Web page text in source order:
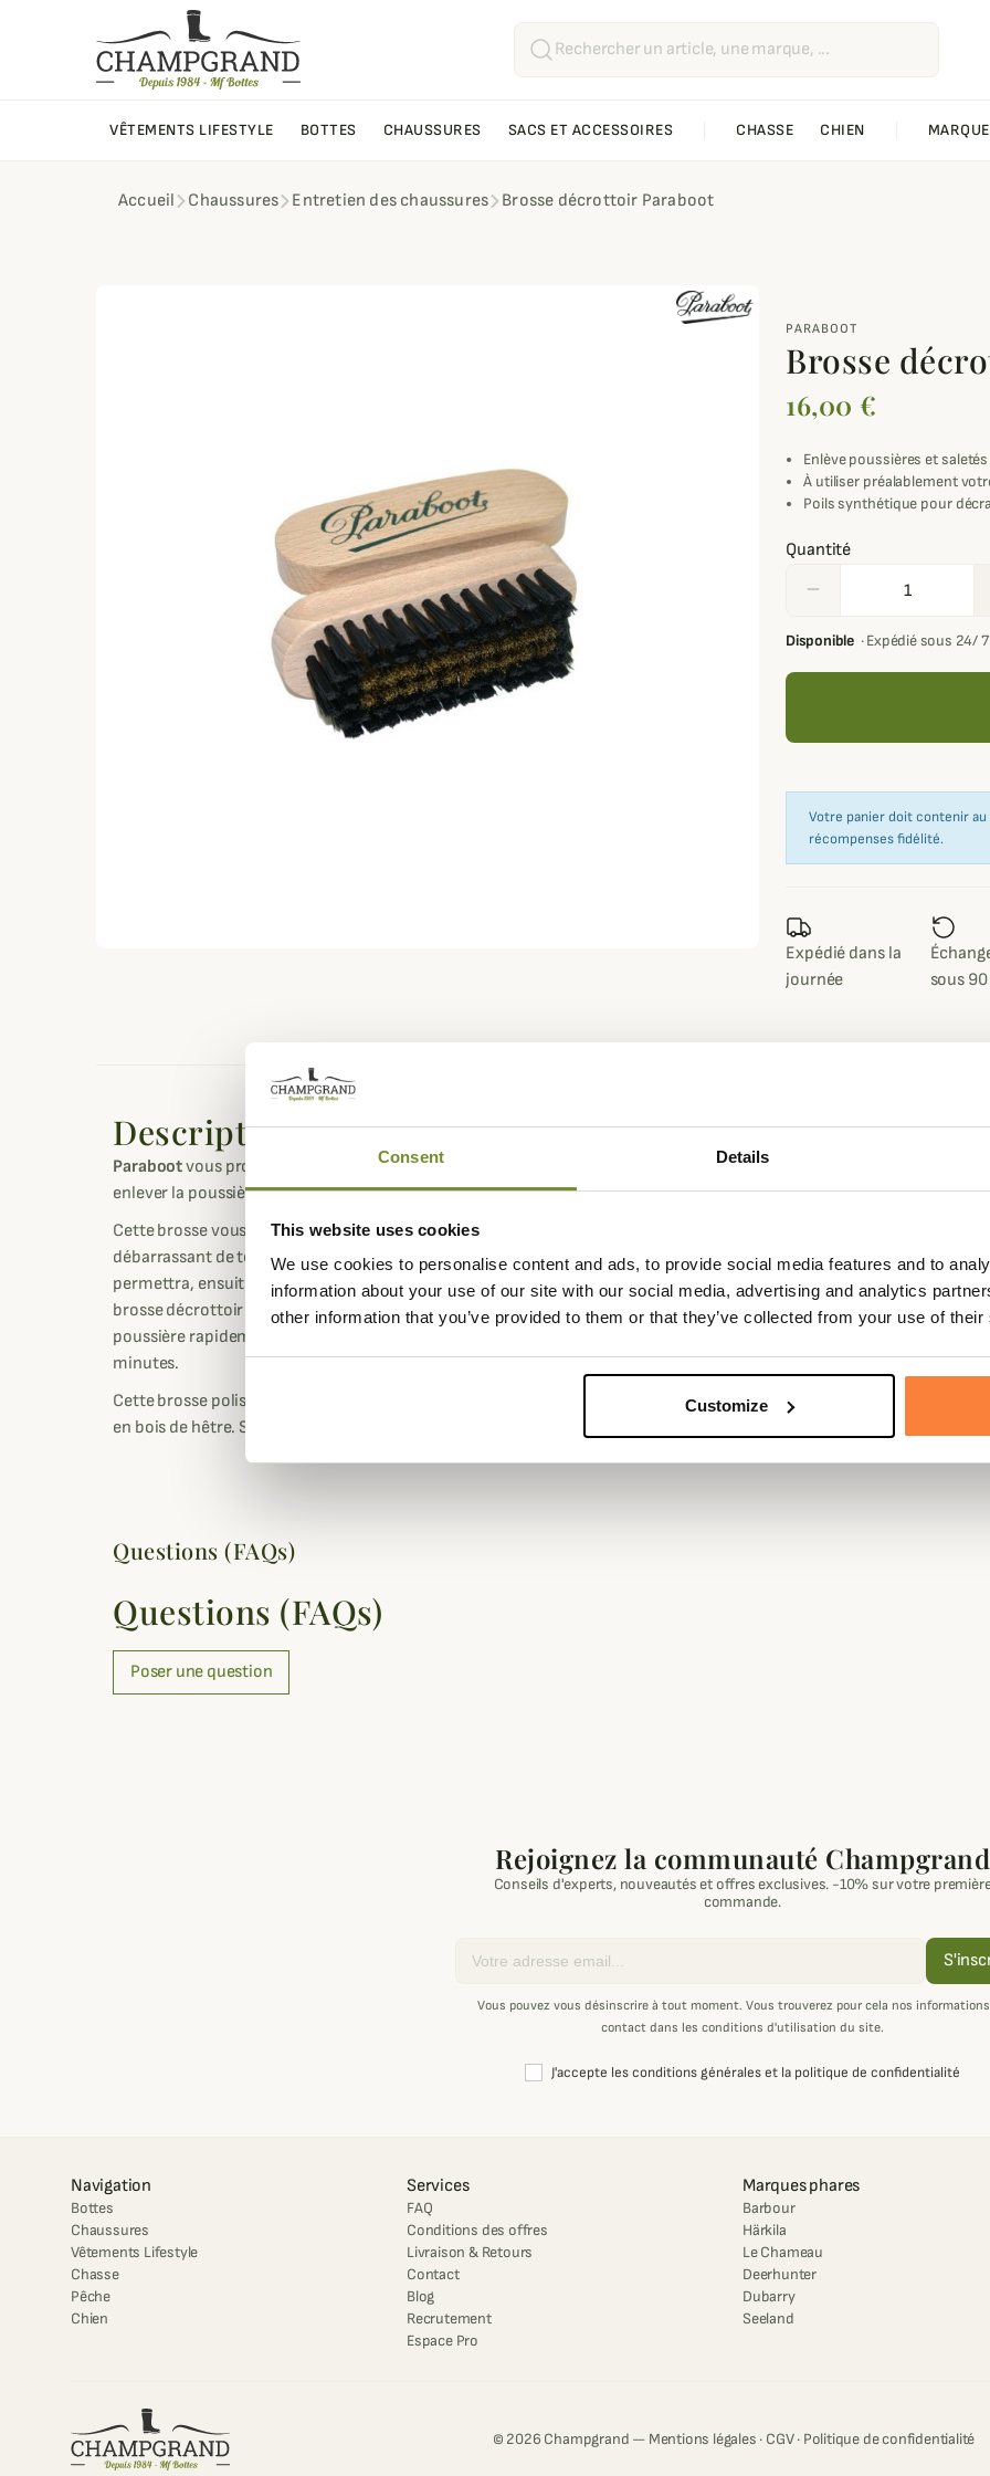
Consent Details
This website uses cookies
We use cookies to personalise content and ads, to provide social media features and to
information about your use of our site with our social media, advertising and analytics
other information that you’ve provided to them or that they’ve collected from your use of
Customize
VÊTEMENTS LIFESTYLE BOTTES CHAUSSURES SACS ET ACCESSOIRES CHASSE CHIEN
Accueil Chaussures Entretien des chaussures Brosse décrottoir Paraboot
PARABOOT
Brosse
16,00 €
Enlève poussières et
À utiliser préalablement
Poils synthétique pour
Quantité
remove
Disponible ·Expédié sous 24/
Votre panier doit contenir
récompenses fidélité.
Expédié dans la
journée
sous
Description
Parabootvous propose sa brosse décrottoir à poils rigides pour décrasser le cuir et
enlever la poussière ou les saletés accumulés.
Cette brosse vous permettra de préparer votre paire de chaussures en la
débarrassant de toutes les saletés ce qui évitera d'obstruer les pores et vous
permettra, ensuite, d'appliquer votre cire de nettoyage puis votre cirage. Cette
brosse décrottoir peut également s'utiliser de façon quotidienne pour enlever la
poussière rapidement et redonner un coup d'éclat à votre paire en quelques
minutes.
Cette brosse polissoir est fabriqué en France avec des poils en nylon et un manche
en bois de hêtre. Son format de poche vous permet de la ranger facilement.
Fiche technique
Matières
Questions (FAQs)
Questions (FAQs)
Poser une question
Rejoignez la communauté Champgrand
Conseils d'experts, nouveautés et offres exclusives. -10% sur votre
commande.
Vous pouvez vous désinscrire à tout moment. Vous trouverez pour cela nos
contact dans les conditions d'utilisation du site.
J'accepte les conditions générales et la politique de confidentialité
Navigation
Bottes
Chaussures
Vêtements Lifestyle
Chasse
Pêche
Chien
Services
FAQ
Conditions des offres
Livraison & Retours
Contact
Blog
Recrutement
Espace Pro
Marques phares
Barbour
Härkila
Le Chameau
Deerhunter
Dubarry
Seeland
© 2026 Champgrand — Mentions légales · CGV· Politique de confidentialité